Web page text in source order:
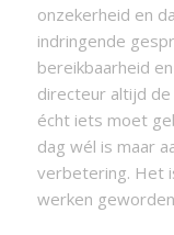
onzekerheid en
indringende
bereikbaarheid
directeur altijd
écht iets moet
dag wél is maar
verbetering. Het
werken